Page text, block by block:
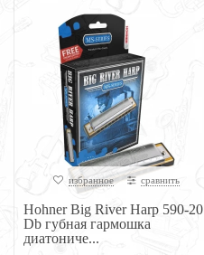
избранное сравнить
Hohner Big River Harp 590-20
Db губная гармошка
диатониче...